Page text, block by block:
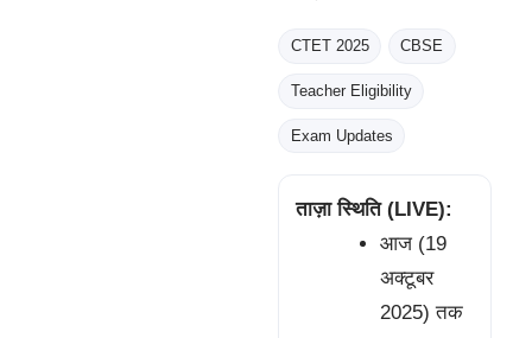
CTET 2025 CBSE
Teacher Eligibility
Exam Updates
ताज़ा स्थिति (LIVE):
आज (19
अक्टूबर
2025) तक